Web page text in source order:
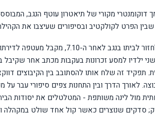
מקורי של תיאטרון עוטף הנגב,
הפרט לקולקטיב ובסיפורים שעיצבו את
עמי הקשיש, קיבוצניק מפונה החולם לחזור
ילדיו למסע זכרונות בעקבות מכתב אחר
תפקיד זה שלח אותו להסתובב בין הקיבוצים
לאורך הדרך ובין התחנות צפים סיפורי עבר
מול לינה משותפת - המטלטלים את יסודות
סדקים שנוצרים כאשר קול אחד שולט במקהלה